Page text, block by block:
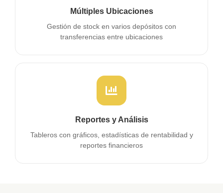
Múltiples Ubicaciones
Gestión de stock en varios depósitos con
transferencias entre ubicaciones
Reportes y Análisis
Tableros con gráficos, estadísticas de rentabilidad y
reportes financieros